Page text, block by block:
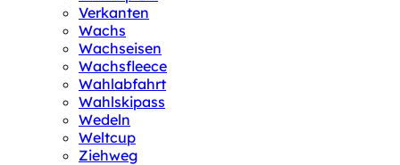
Verkanten
Wachs
Wachseisen
Wachsfleece
Wahlabfahrt
Wahlskipass
Wedeln
Weltcup
Ziehweg